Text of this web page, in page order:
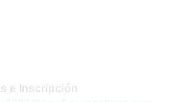
e Inscripción